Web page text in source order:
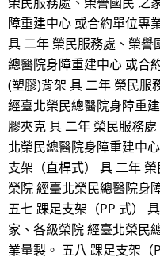
障重建中心 或合約單位專
具 二年 榮民服務處、榮譽
總醫院身障重建中心 或合
(塑膠)背架 具 二年 榮民服
經臺北榮民總醫院身障重
膠夾克 具 二年 榮民服務
北榮民總醫院身障重建中
支架（直桿式） 具 二年
榮院 經臺北榮民總醫院身
五七 踝足支架（PP 式）
家、各級榮院 經臺北榮民
業量製。 五八 踝足支架（